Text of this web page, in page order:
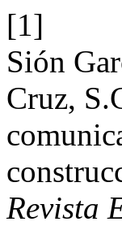
[1]
Sión
Cruz,
Revista